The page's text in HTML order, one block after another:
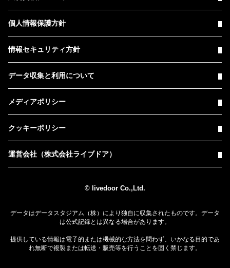
個人情報保護方針
情報セキュリティ方針
データ収集と利用について
メディアポリシー
クッキーポリシー
運営会社（株式会社ライブドア）
© livedoor Co.,Ltd.
データはデータスタジアム（株）により独自に収集されたものです。データ
は公式記録とは異なる場合があります。
提供している情報は電子的または機械的な方法を問わず、いかなる目的であ
れ無断で複製または転送・販売等を行うことを固く禁じます。